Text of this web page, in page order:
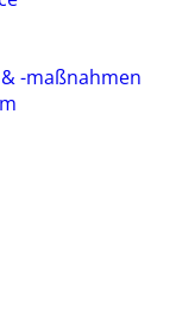
-maßnahmen